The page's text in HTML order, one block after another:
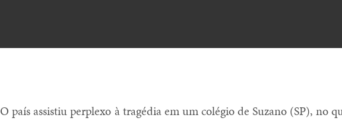
O país assistiu perplexo à tragédia em um colégio de Suzano (SP), no